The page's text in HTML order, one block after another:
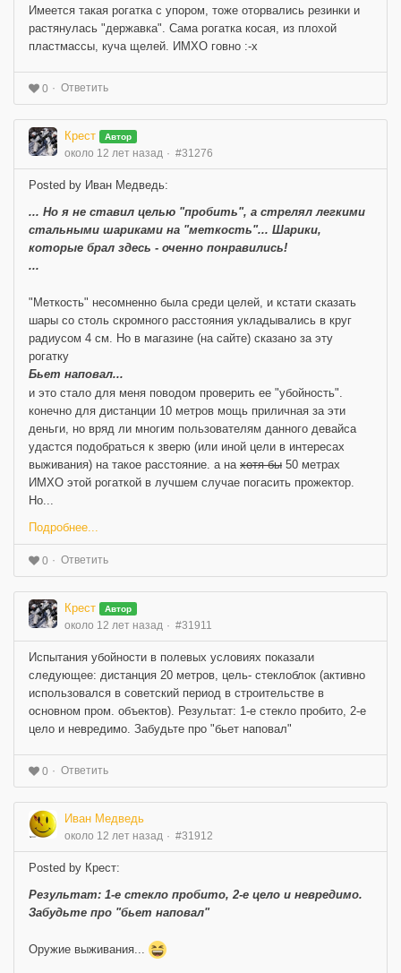
Имеется такая рогатка с упором, тоже оторвались резинки и
растянулась "державка". Сама рогатка косая, из плохой
пластмассы, куча щелей. ИМХО говно :-x
0 Ответить
Крест Автор
около 12 лет назад #31276
Posted by Иван Медведь:
... Но я не ставил целью "пробить", а стрелял легкими
стальными шариками на "меткость"... Шарики,
которые брал здесь - оченно понравились!
...
"Меткость" несомненно была среди целей, и кстати сказать
шары со столь скромного расстояния укладывались в круг
радиусом 4 см. Но в магазине (на сайте) сказано за эту
рогатку
Бьет наповал...
и это стало для меня поводом проверить ее "убойность".
конечно для дистанции 10 метров мощь приличная за эти
деньги, но вряд ли многим пользователям данного девайса
удастся подобраться к зверю (или иной цели в интересах
выживания) на такое расстояние. а на хотя бы 50 метрах
ИМХО этой рогаткой в лучшем случае погасить прожектор.
Но...
Подробнее...
0 Ответить
Крест Автор
около 12 лет назад #31911
Испытания убойности в полевых условиях показали
следующее: дистанция 20 метров, цель- стеклоблок (активно
использовался в советский период в строительстве в
основном пром. объектов). Результат: 1-е стекло пробито, 2-е
цело и невредимо. Забудьте про "бьет наповал"
0 Ответить
Иван Медведь
около 12 лет назад #31912
Posted by Крест:
Результат: 1-е стекло пробито, 2-е цело и невредимо.
Забудьте про "бьет наповал"
Оружие выживания...